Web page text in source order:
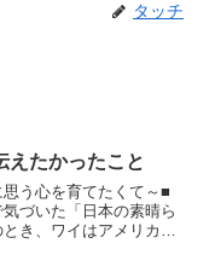
タッチ
えたかったこと
う心を育てたくて～■
づいた「日本の素晴ら
き、ワイはアメリカに